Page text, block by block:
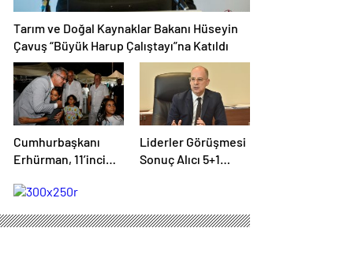
Tarım ve Doğal Kaynaklar Bakanı Hüseyin
Çavuş “Büyük Harup Çalıştayı”na Katıldı
Cumhurbaşkanı
Erhürman, 11’inci
Festivali’nde
Yurttaşlarla Bir
Araya Geldi
Liderler Görüşmesi
Sonuç Alıcı 5+1